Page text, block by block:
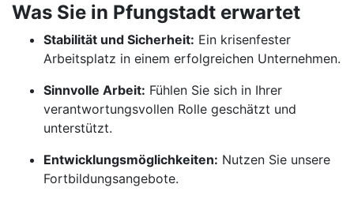
Was Sie in Pfungstadt erwartet
Stabilität und Sicherheit: Ein krisenfester
Arbeitsplatz in einem erfolgreichen Unternehmen.
Sinnvolle Arbeit: Fühlen Sie sich in Ihrer
verantwortungsvollen Rolle geschätzt und
unterstützt.
Entwicklungsmöglichkeiten: Nutzen Sie unsere
Fortbildungsangebote.